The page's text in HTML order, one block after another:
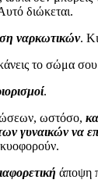
διώκεται.
ναρκωτικών.
το σώμα σου
.
ωστόσο,
γυναικών να
άποψη